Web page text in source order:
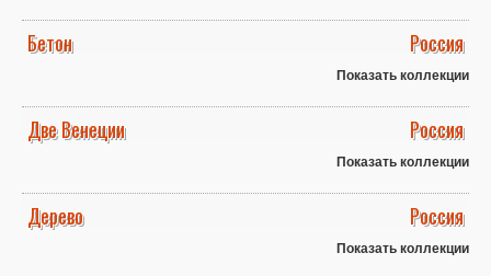
Бетон Россия
Показать коллекции
Две Венеции Россия
Показать коллекции
Дерево Россия
Показать коллекции